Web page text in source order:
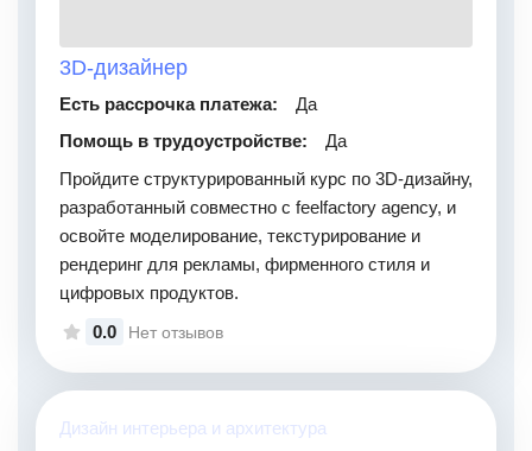
3D-дизайнер
Есть рассрочка платежа:
Да
Помощь в трудоустройстве:
Да
Пройдите структурированный курс по 3D-дизайну,
разработанный совместно с feelfactory agency, и
освойте моделирование, текстурирование и
рендеринг для рекламы, фирменного стиля и
цифровых продуктов.
0.0
Нет отзывов
Дизайн интерьера и архитектура